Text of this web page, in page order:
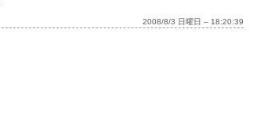
2008/8/3 日曜日 – 18:20:39